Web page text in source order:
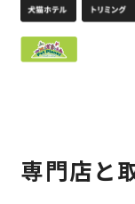
専門店と